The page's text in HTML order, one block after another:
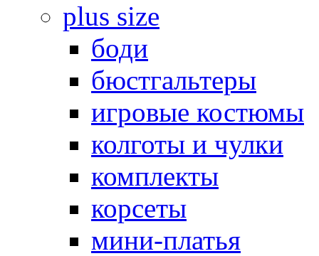
plus size
боди
бюстгальтеры
игровые костюмы
колготы и чулки
комплекты
корсеты
мини-платья